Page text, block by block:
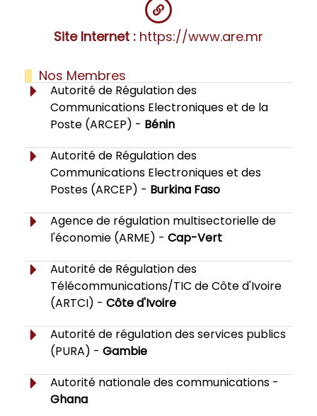
Site Internet : https://www.are.mr
Nos Membres
Autorité de Régulation des
Communications Electroniques et de la
Poste (ARCEP) - Bénin
Autorité de Régulation des
Communications Electroniques et des
Postes (ARCEP) - Burkina Faso
Agence de régulation multisectorielle de
l'économie (ARME) -Cap-Vert
Autorité de Régulation des
Télécommunications/TIC de Côte d'Ivoire
(ARTCI) -Côte d'Ivoire
Autorité de régulation des services publics
(PURA) -Gambie
Autorité nationale des communications -
Ghana